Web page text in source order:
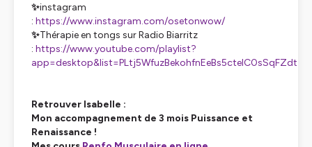
✨instagram
: https://www.instagram.com/osetonwow/
✨Thérapie en tongs sur Radio Biarritz
: https://www.youtube.com/playlist?
app=desktop&list=PLtj5WfuzBekohfnEeBs5ctelC0sSqFZdt
Retrouver Isabelle :
Mon accompagnement de 3 mois Puissance et
Renaissance !